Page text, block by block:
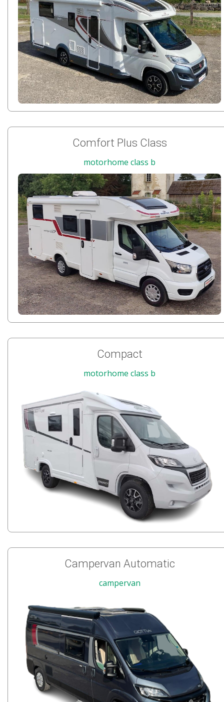
Comfort Plus Class
motorhome class b
Compact
motorhome class b
Campervan Automatic
campervan